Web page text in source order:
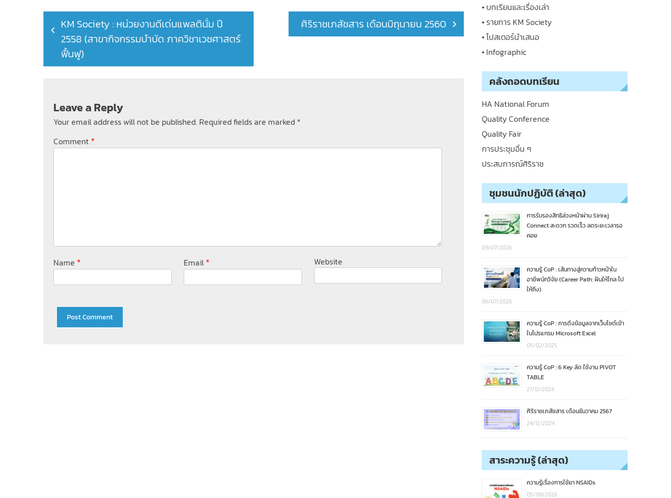
Post
navigation
KM Society : หน่วยงานดีเด่นแพลตินั่ม ปี
2558 (สาขากิจกรรมบำบัด ภาควิชาเวชศาสตร์
ฟื้นฟู)
ศิริราชเภสัชสาร เดือนมิถุนายน 2560
Leave a Reply
Your email address will not be published. Required fields are marked *
Comment *
Name * Email * Website
• บทเรียนและเรื่องเล่า
• รายการ KM Society
• โปสเตอร์นำเสนอ
• Infographic
คลังถอดบทเรียน
HA National Forum
Quality Conference
Quality Fair
การประชุมอื่น ๆ
ประสบการณ์ศิริราช
ชุมชนนักปฏิบัติ (ล่าสุด)
การรับรองสิทธิล่วงหน้าผ่าน Siriraj
Connect สะดวก รวดเร็ว ลดระยะเวลารอ
คอย
09/07/2026
ความรู้ CoP : เส้นทางสู่ความก้าวหน้าใน
อาชีพนักวิจัย (Career Path: ฝันให้ไกล ไป
ให้ถึง)
06/07/2026
ความรู้ CoP : การดึงข้อมูลจากเว็บไซต์เข้า
ในโปรแกรม Microsoft Excel
05/02/2025
ความรู้ CoP : 6 Key ลัด ใช้งาน PIVOT
TABLE
27/12/2024
ศิริราชเภสัชสาร เดือนธันวาคม 2567
24/12/2024
สาระความรู้ (ล่าสุด)
ความรู้เรื่องการใช้ยา NSAIDs
05/08/2026